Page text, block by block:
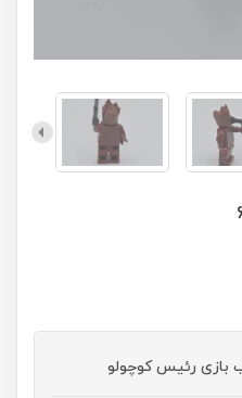
بازی رئیس کوچولو